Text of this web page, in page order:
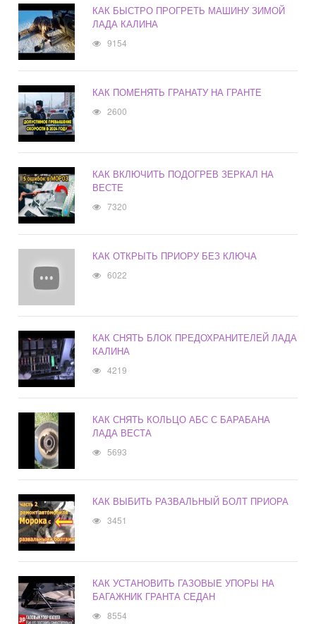
КАК БЫСТРО ПРОГРЕТЬ МАШИНУ ЗИМОЙ
ЛАДА КАЛИНА
9154
КАК ПОМЕНЯТЬ ГРАНАТУ НА ГРАНТЕ
2600
КАК ВКЛЮЧИТЬ ПОДОГРЕВ ЗЕРКАЛ НА
ВЕСТЕ
7320
КАК ОТКРЫТЬ ПРИОРУ БЕЗ КЛЮЧА
6022
КАК СНЯТЬ БЛОК ПРЕДОХРАНИТЕЛЕЙ ЛАДА
КАЛИНА
4219
КАК СНЯТЬ КОЛЬЦО АБС С БАРАБАНА
ЛАДА ВЕСТА
5693
КАК ВЫБИТЬ РАЗВАЛЬНЫЙ БОЛТ ПРИОРА
3451
КАК УСТАНОВИТЬ ГАЗОВЫЕ УПОРЫ НА
БАГАЖНИК ГРАНТА СЕДАН
8554